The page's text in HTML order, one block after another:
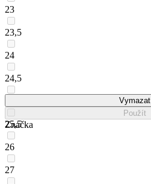
23
23,5
24
24,5
25,5
26
27
Vymazat
Použít
Značka